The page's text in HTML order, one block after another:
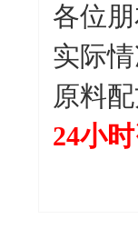
各位
实际
原料
24小